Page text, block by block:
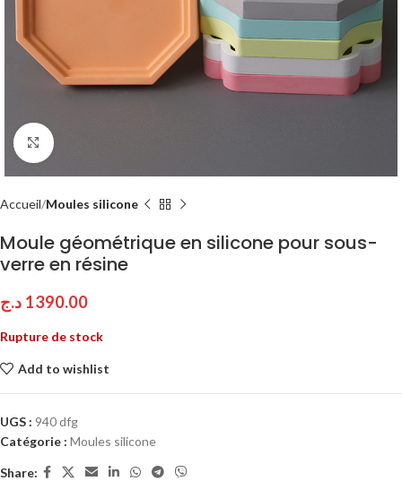
Click to enlarge
Accueil Moules silicone
Moule géométrique en silicone pour sous-
verre en résine
1390.00 د.ج
Rupture de stock
Add to wishlist
UGS : 940 dfg
Catégorie : Moules silicone
Share: